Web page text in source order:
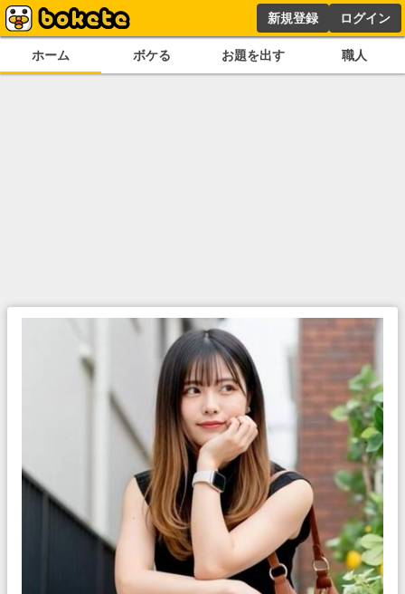
新規登録 ログイン
ホーム ボケる お題を出す 職人